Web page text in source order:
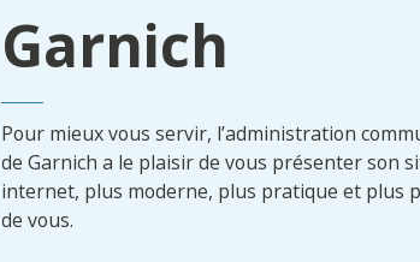
Garnich
Pour mieux vous servir, l’administration
de Garnich a le plaisir de vous présenter son
internet, plus moderne, plus pratique et plus
de vous.